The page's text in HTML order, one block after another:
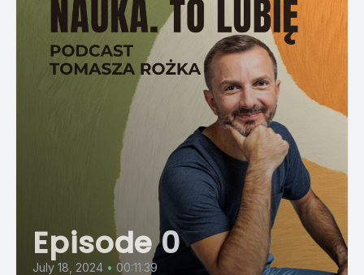
Episode 0
July 18, 2024 • 00:11:39